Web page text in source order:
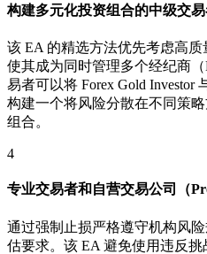
构建多元化投资组合的中级交
该 EA 的精选方法优先考虑高质
使其成为同时管理多个经纪商
易者可以将 Forex Gold Investor
构建一个将风险分散在不同策
组合。
4
专业交易者和自营交易公司（
通过强制止损严格遵守机构风
估要求。该 EA 避免使用违反